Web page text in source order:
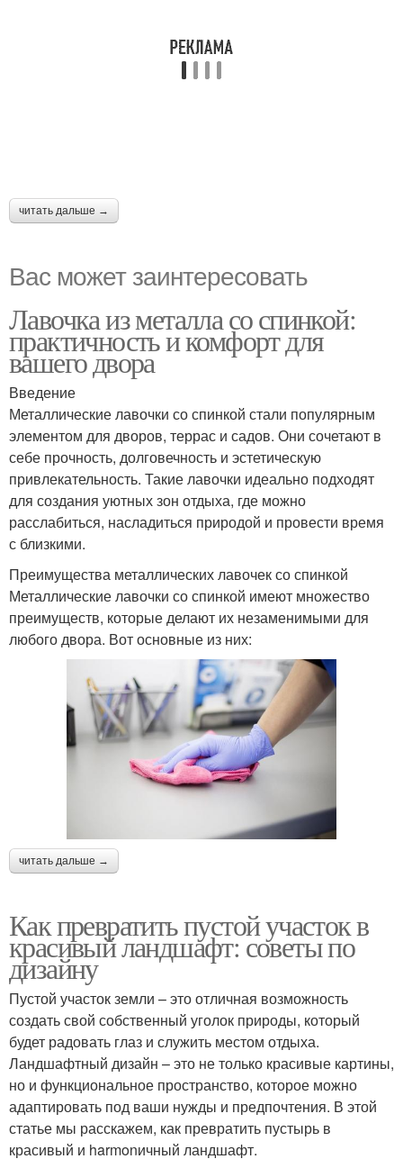
читать дальше →
Вас может заинтересовать
Лавочка из металла со спинкой:
практичность и комфорт для
вашего двора
Введение
Металлические лавочки со спинкой стали популярным
элементом для дворов, террас и садов. Они сочетают в
себе прочность, долговечность и эстетическую
привлекательность. Такие лавочки идеально подходят
для создания уютных зон отдыха, где можно
расслабиться, насладиться природой и провести время
с близкими.
Преимущества металлических лавочек со спинкой
Металлические лавочки со спинкой имеют множество
преимуществ, которые делают их незаменимыми для
любого двора. Вот основные из них:
читать дальше →
Как превратить пустой участок в
красивый ландшафт: советы по
дизайну
Пустой участок земли – это отличная возможность
создать свой собственный уголок природы, который
будет радовать глаз и служить местом отдыха.
Ландшафтный дизайн – это не только красивые картины,
но и функциональное пространство, которое можно
адаптировать под ваши нужды и предпочтения. В этой
статье мы расскажем, как превратить пустырь в
красивый и harmonичный ландшафт.